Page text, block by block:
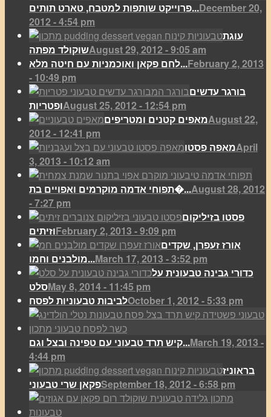
פרוייקט שותפות למטבח, טארט תותים...December 20,
2012 - 4:54 pm
עוגת
שוקולד מפתהAugust 29, 2012 - 9:05 am
לחם פקאן ואוכמניות עם חיטה מלא...February 2, 2013
- 10:49 pm
בורגר עדשים
ופטריותAugust 25, 2012 - 12:54 pm
מאפים קטנים ומטריפיםAugust 22,
2012 - 12:41 pm
מאפה פסטוApril
3, 2013 - 10:12 am
תפוחי אדמה מוקרמים ואפויים בת�...August 28, 2012
- 7:27 pm
פסטו בזיליקום
וזיתיםFebruary 2, 2013 - 9:09 pm
אורז זעפרן, שקדים
מולבנים וחמו...March 17, 2013 - 3:52 pm
כדורי גבינה טבעונית על
סלטMay 8, 2014 - 11:45 pm
לביבות טבעוניות לפסחOctober 1, 2012 - 5:33 pm
קיש תרד טבעוני עם טפינה ובצל וגם...March 19, 2013 -
4:44 pm
בראוניז
פקאן שרי טבעוניSeptember 18, 2012 - 6:58 pm